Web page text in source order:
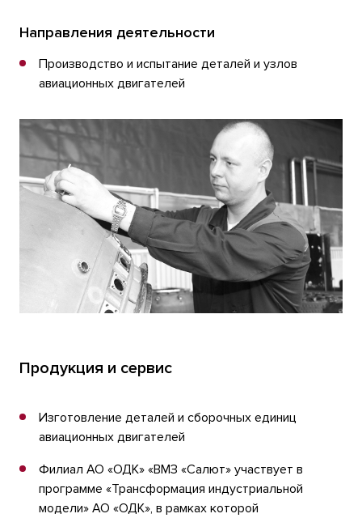
Направления деятельности
Производство и испытание деталей и узлов
авиационных двигателей
Продукция и сервис
Изготовление деталей и сборочных единиц
авиационных двигателей
Филиал АО «ОДК» «ВМЗ «Салют» участвует в
программе «Трансформация индустриальной
модели» АО «ОДК», в рамках которой